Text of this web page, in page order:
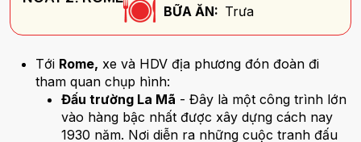
BỮA ĂN: Trưa
Tới Rome, xe và HDV địa phương đón đoàn đi
tham quan chụp hình:
Đấu trường La Mã - Đây là một công trình lớn
vào hàng bậc nhất được xây dựng cách nay
1930 năm. Nơi diễn ra những cuộc tranh đấu